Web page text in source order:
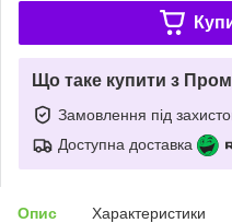
Що таке купити з
Замовлення під
Доступна доставка
Опис Характеристики